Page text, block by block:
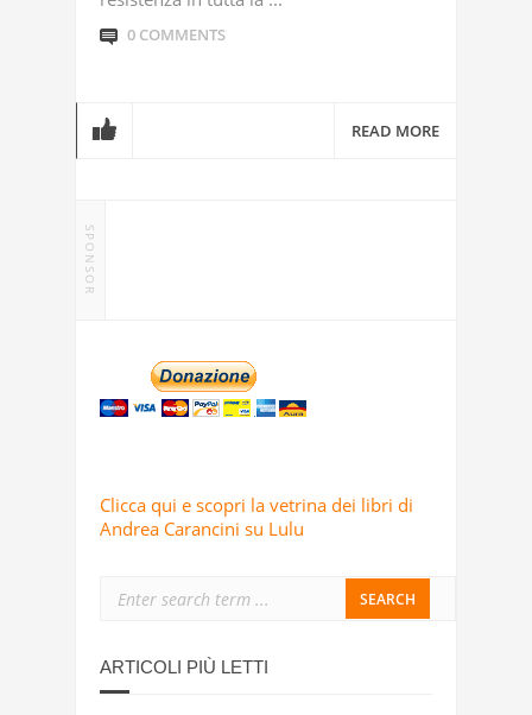
0 COMMENTS
READ MORE
SPONSOR
Clicca qui e scopri la vetrina dei libri di
Andrea Carancini su Lulu
ARTICOLI PIÙ LETTI